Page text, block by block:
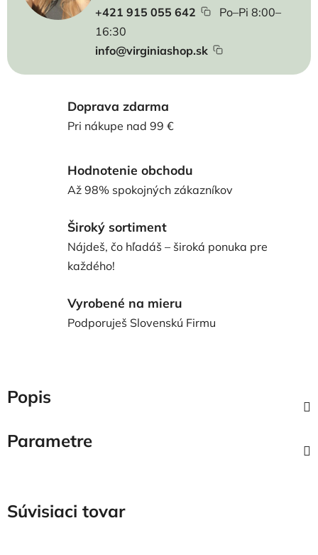
+421 915 055 642
Po–Pi 8:00–
16:30
info@virginiashop.sk
Doprava zdarma
Pri nákupe nad 99 €
Hodnotenie obchodu
Až 98% spokojných zákazníkov
Široký sortiment
Nájdeš, čo hľadáš – široká ponuka pre
každého!
Vyrobené na mieru
Podporuješ Slovenskú Firmu
Popis
Parametre
Súvisiaci tovar